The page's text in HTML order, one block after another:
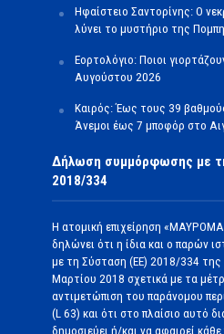
Ηφαίστειο Σαντορίνης: Ο
λύνει το μυστήριο της
Εορτολόγιο: Ποιοι
Αυγούστου 2026
Καιρός: Έως τους 39
Άνεμοι έως 7 μποφόρ στο
Δήλωση συμμόρφωσης με
2018/334
Η ατομική επιχείρηση
δηλώνει ότι η ίδια και ο παρών
με τη Σύσταση (ΕΕ) 2018/334 της
Μαρτίου 2018 σχετικά με τα
αντιμετώπιση του παράνομου
(L 63) και ότι στο πλαίσιο αυτό
δημοσιεύει ή/και να αφαιρεί